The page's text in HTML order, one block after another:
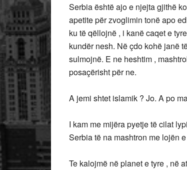
Serbia është ajo e njejta gjithë
apetite për zvoglimin tonë apo
ku të qëllojnë , i kanë caqet e
kundër nesh. Në çdo kohë janë
sulmojnë. E ne heshtim ,
posaçërisht për ne.
A jemi shtet islamik ? Jo. A po
I kam me mijëra pyetje të cilat
Serbia të na mashtron me lojën
Te kalojmë në planet e tyre , në